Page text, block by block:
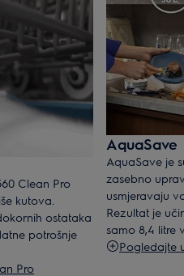
za pribor
za pribor
Clean Pro
kutova.
ostataka
potrošnje
Pro
AquaSave
AquaSave je
zasebno
usmjeravaju
Rezultat je
samo 8,4 litre
Pogledajte